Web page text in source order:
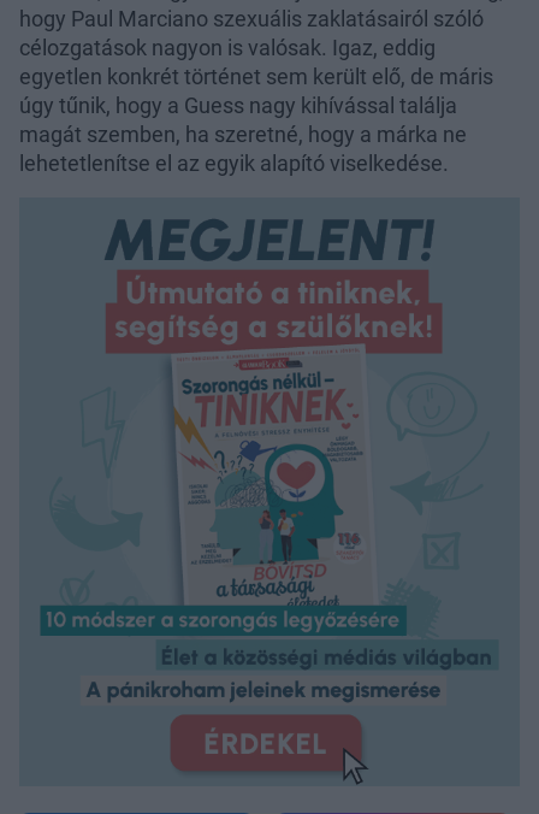
hogy Paul Marciano szexuális zaklatásairól szóló
célozgatások nagyon is valósak. Igaz, eddig
egyetlen konkrét történet sem került elő, de máris
úgy tűnik, hogy a Guess nagy kihívással találja
magát szemben, ha szeretné, hogy a márka ne
lehetetlenítse el az egyik alapító viselkedése.